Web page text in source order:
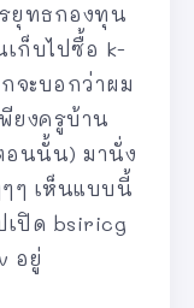
ยุทธกองทุน
เก็บไปซื้อ k-
จะบอกว่าผม
พียงครูบ้าน
นนั้น) มานั่ง
ๆ เห็นแบบนี้
เปิด bsiricg
อยู่